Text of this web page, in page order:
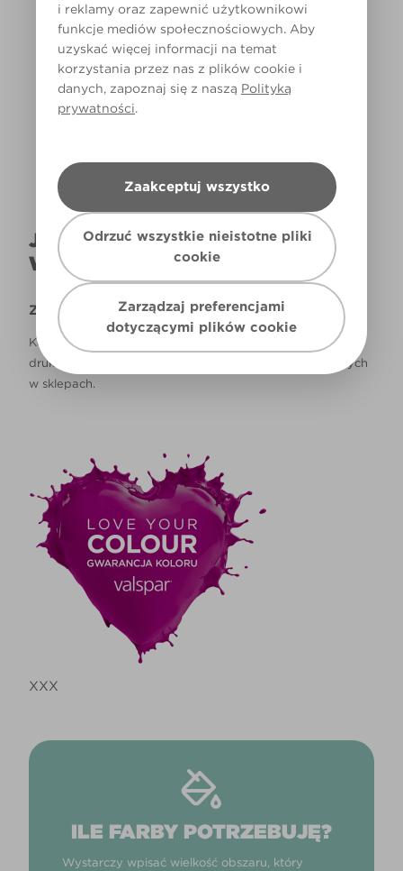
i reklamy oraz zapewnić użytkownikowi
funkcje mediów społecznościowych. Aby
uzyskać więcej informacji na temat
korzystania przez nas z plików cookie i
danych, zapoznaj się z naszą Polityką
prywatności.
Zaakceptuj wszystko
Odrzuć wszystkie nieistotne pliki
cookie
Zarządzaj preferencjami
dotyczącymi plików cookie
Światło dzienne
JAK NAPRAWDĘ KOLOR BĘDZIE
WYGLĄDAŁ W TWOIM DOMU?
Zastrzeżenie
Kolory, które są widoczne na monitorze i/lub kolory
drukowane, mogą się różnić od rzeczywistych, dostępnych
w sklepach.
XXX
ILE FARBY POTRZEBUJĘ?
Wystarczy wpisać wielkość obszaru, który